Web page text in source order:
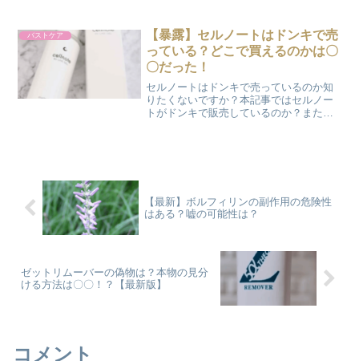
ド副作用と検索されてきた方にはお悩み
が解決できるかと思います。さて結論は
マニグランドは副...
バストケア
【暴露】セルノートはドンキで売
っている？どこで買えるのかは〇
〇だった！
セルノートはドンキで売っているのか知
りたくないですか？本記事ではセルノー
トがドンキで販売しているのか？またほ
【最新】ボルフィリンの副作用の危険性
はある？嘘の可能性は？
ゼットリムーバーの偽物は？本物の見分
ける方法は〇〇！？【最新版】
コメント